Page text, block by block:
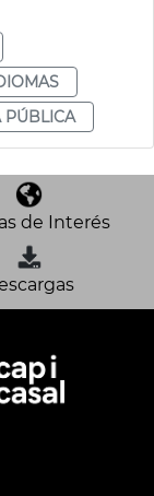
PÚBLICA
de Interés